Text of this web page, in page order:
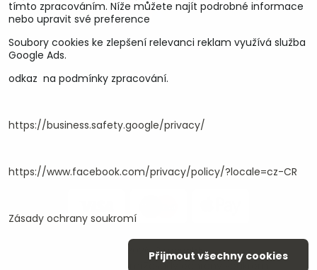
U&M parts s.r.o.
U Zastávky 150, Horní Staré Město
DIČ CZ25930184
2026Copyright
Předvolby soukromí
Zásady ochrany soukromí
tímto zpracováním. Níže můžete najít podrobné informace
nebo upravit své preference
Soubory cookies ke zlepšení relevanci reklam využívá služba
Google Ads.
odkaz na podmínky zpracování.
https://business.safety.google/privacy/
https://www.facebook.com/privacy/policy/?locale=cz-CR
Zásady ochrany soukromí
Přijmout všechny cookies